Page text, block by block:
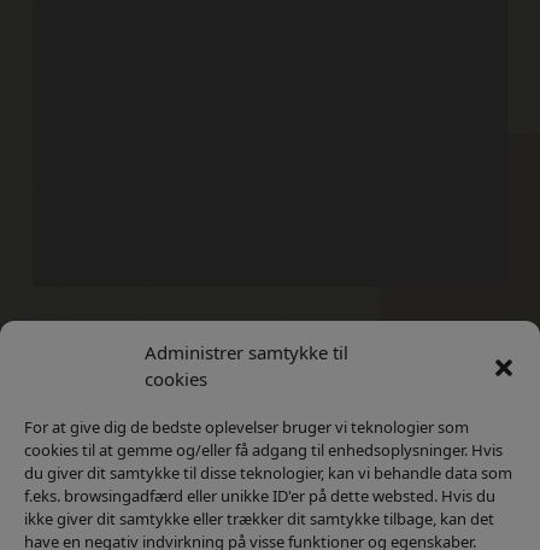
Administrer samtykke til
cookies
For at give dig de bedste oplevelser bruger vi teknologier som
cookies til at gemme og/eller få adgang til enhedsoplysninger. Hvis
du giver dit samtykke til disse teknologier, kan vi behandle data som
f.eks. browsingadfærd eller unikke ID'er på dette websted. Hvis du
ikke giver dit samtykke eller trækker dit samtykke tilbage, kan det
have en negativ indvirkning på visse funktioner og egenskaber.
Kontakt